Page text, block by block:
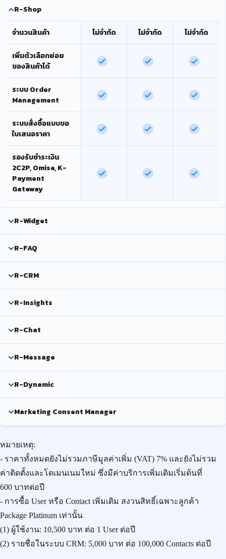
R-Shop
จำนวนสินค้า ไม่จำกัด ไม่จำกัด ไม่จำกัด
เพิ่มตัวเลือกย่อย
ของสินค้าได้
ระบบ Order
Management
ระบบสั่งซื้อแบบขอ
ใบเสนอราคา
รองรับชำระเงิน
2C2P, Omise, K-
Payment
Gateway
R-Widget
R-FAQ
R-CRM
R-Insights
R-Chat
R-Message
R-Dynamic
Marketing Consent Manager
หมายเหตุ:
- ราคาทั้งหมดยังไม่รวมภาษีมูลค่าเพิ่ม (VAT) 7% และยังไม่รวม
ค่าติดตั้งและโดเมนเนมใหม่ ซึ่งมีค่าบริการเพิ่มเติมเริ่มต้นที่
600 บาทต่อปี
- การซื้อ User หรือ Contact เพิ่มเติม สงวนสิทธิ์เฉพาะลูกค้า
Package Platinum เท่านั้น
(1) ผู้ใช้งาน: 10,500 บาท ต่อ 1 User ต่อปี
(2) รายชื่อในระบบ CRM: 5,000 บาท ต่อ 100,000 Contacts ต่อปี